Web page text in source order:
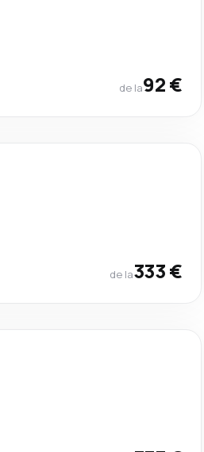
de la92 €
de la333 €